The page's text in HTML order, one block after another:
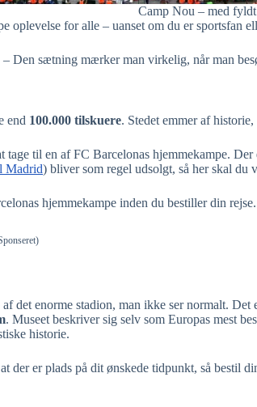
Camp Nou – med
for alle – uanset om du er
– Den sætning mærker man virkelig, når man
end 100.000 tilskuere. Stedet emmer af
til en af FC Barcelonas hjemmekampe.
Madrid) bliver som regel udsolgt, så her skal
hjemmekampe inden du bestiller din
af det enorme stadion, man ikke ser normalt.
. Museet beskriver sig selv som Europas mest
historie.
der er plads på dit ønskede tidpunkt, så bestil